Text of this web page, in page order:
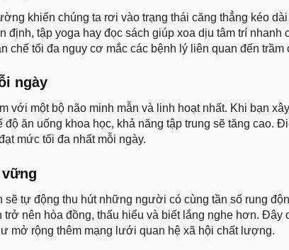
khiến chúng ta rơi vào trạng thái căng thẳng kéo
định, tập yoga hay đọc sách giúp xoa dịu tâm trí nhanh
chế tối đa nguy cơ mắc các bệnh lý liên quan đến trầm
ngày
với một bộ não minh mẫn và linh hoạt nhất. Khi bạn
ăn uống khoa học, khả năng tập trung sẽ tăng cao.
mức tối đa nhất mỗi ngày.
tự động thu hút những người có cùng tần số rung
trở nên hòa đồng, thấu hiểu và biết lắng nghe hơn. Đây
mở rộng thêm mạng lưới quan hệ xã hội chất lượng.